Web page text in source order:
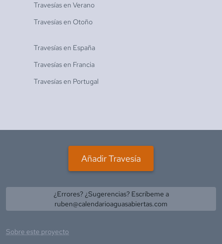
Travesías en Verano
Travesías en Otoño
Travesías en España
Travesías en Francia
Travesías en Portugal
Añadir Travesía
¿Errores? ¿Sugerencias? Escríbeme a
ruben@calendarioaguasabiertas.com
Sobre este proyecto